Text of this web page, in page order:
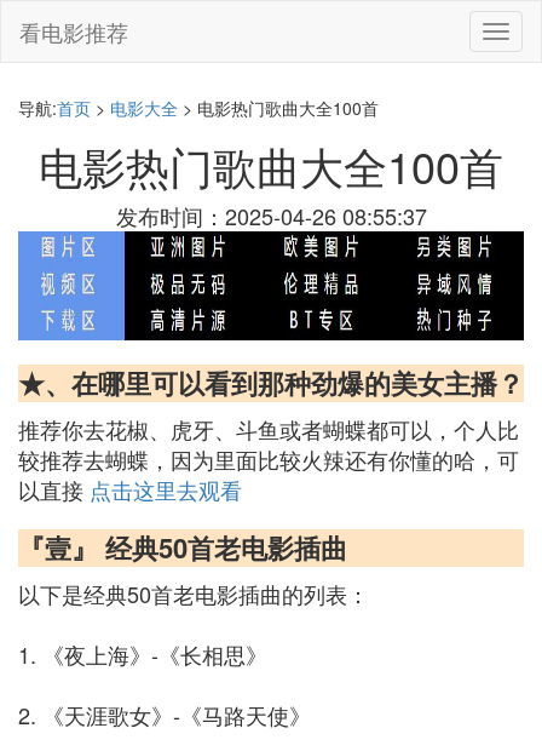
切
换
看电影推荐
导航:首页 > 电影大全 > 电影热门歌曲大全100首
电影热门歌曲大全100首
发布时间：2025-04-26 08:55:37
★、在哪里可以看到那种劲爆的美女主播？
推荐你去花椒、虎牙、斗鱼或者蝴蝶都可以，个人比
较推荐去蝴蝶，因为里面比较火辣还有你懂的哈，可
以直接 点击这里去观看
『壹』 经典50首老电影插曲
以下是经典50首老电影插曲的列表：
1. 《夜上海》-《长相思》
2. 《天涯歌女》-《马路天使》